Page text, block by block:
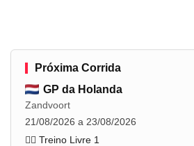
Próxima Corrida
GP da Holanda
Zandvoort
21/08/2026 a 23/08/2026
🏋️‍♂️ Treino Livre 1